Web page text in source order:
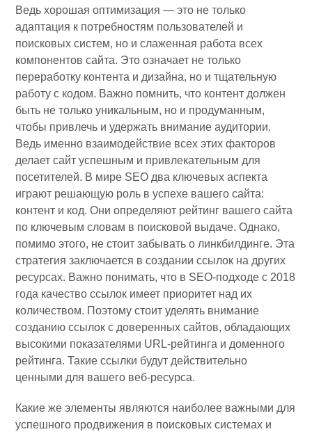
Ведь хорошая оптимизация — это не только
адаптация к потребностям пользователей и
поисковых систем, но и слаженная работа всех
компонентов сайта. Это означает не только
переработку контента и дизайна, но и тщательную
работу с кодом. Важно помнить, что контент должен
быть не только уникальным, но и продуманным,
чтобы привлечь и удержать внимание аудитории.
Ведь именно взаимодействие всех этих факторов
делает сайт успешным и привлекательным для
посетителей. В мире SEO два ключевых аспекта
играют решающую роль в успехе вашего сайта:
контент и код. Они определяют рейтинг вашего сайта
по ключевым словам в поисковой выдаче. Однако,
помимо этого, не стоит забывать о линкбилдинге. Эта
стратегия заключается в создании ссылок на других
ресурсах. Важно понимать, что в SEO-подходе с 2018
года качество ссылок имеет приоритет над их
количеством. Поэтому стоит уделять внимание
созданию ссылок с доверенных сайтов, обладающих
высокими показателями URL-рейтинга и доменного
рейтинга. Такие ссылки будут действительно
ценными для вашего веб-ресурса.
Какие же элементы являются наиболее важными для
успешного продвижения в поисковых системах и